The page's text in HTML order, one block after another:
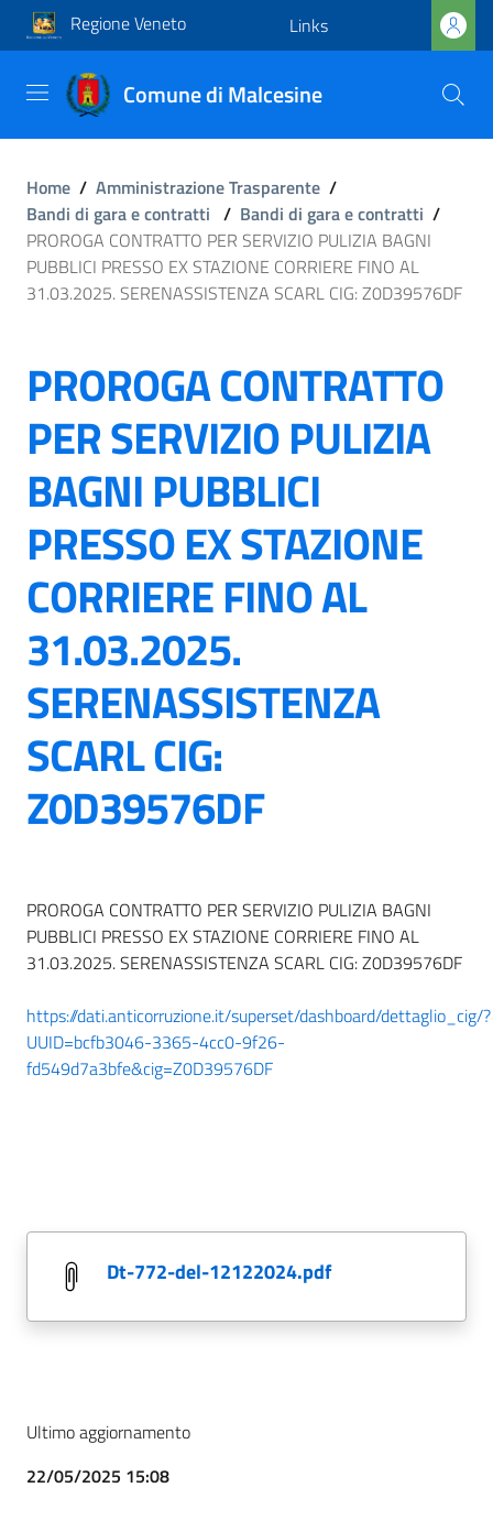
Regione Veneto Links
Comune di Malcesine
Home / Amministrazione Trasparente /
Bandi di gara e contratti / Bandi di gara e contratti /
PROROGA CONTRATTO PER SERVIZIO PULIZIA BAGNI
PUBBLICI PRESSO EX STAZIONE CORRIERE FINO AL
31.03.2025. SERENASSISTENZA SCARL CIG: Z0D39576DF
PROROGA CONTRATTO
PER SERVIZIO PULIZIA
BAGNI PUBBLICI
PRESSO EX STAZIONE
CORRIERE FINO AL
31.03.2025.
SERENASSISTENZA
SCARL CIG:
Z0D39576DF
PROROGA CONTRATTO PER SERVIZIO PULIZIA BAGNI
PUBBLICI PRESSO EX STAZIONE CORRIERE FINO AL
31.03.2025. SERENASSISTENZA SCARL CIG: Z0D39576DF
https://dati.anticorruzione.it/superset/dashboard/dettaglio_cig/?
UUID=bcfb3046-3365-4cc0-9f26-
fd549d7a3bfe&cig=Z0D39576DF
dt-772-del-12122024.pdf
Ultimo aggiornamento
22/05/2025 15:08